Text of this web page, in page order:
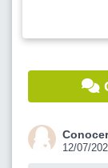
12/07/